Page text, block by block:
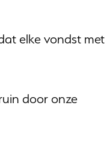
elke vondst met
door onze